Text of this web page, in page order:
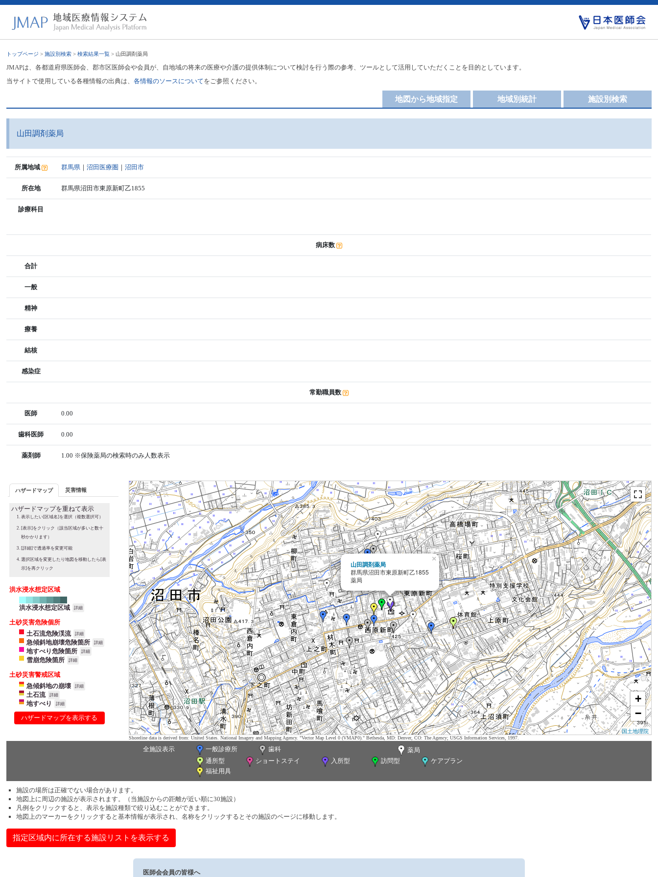
トップページ >施設別検索 >検索結果一覧 > 山田調剤薬局
JMAPは、各都道府県医師会、郡市区医師会や会員が、自地域の将来の医療や介護の提供体制について検討を行う際の参考、ツールとして活用していただくことを目的としています。
当サイトで使用している各種情報の出典は、各情報のソースについてをご参照ください。
施設別検索
地域別統計
地図から地域指定
山田調剤薬局
所属地域 群馬県 ｜沼田医療圏 ｜沼田市
所在地 群馬県沼田市東原新町乙1855
診療科目
病床数
合計
一般
精神
療養
結核
感染症
常勤職員数
医師 0.00
歯科医師 0.00
薬剤師 1.00 ※保険薬局の検索時のみ人数表示
ハザードマップ 災害情報
ハザードマップを重ねて表示
表示したい[区域名]を選択（複数選択可）
[表示]をクリック（該当区域が多いと数十
秒かかります）
[詳細]で透過率を変更可能
選択区域を変更したり地図を移動したら[表
示]を再クリック
洪水浸水想定区域
洪水浸水想定区域 詳細
土砂災害危険個所
土石流危険渓流
詳細
急傾斜地崩壊危険箇所 詳細
地すべり危険箇所 詳細
雪崩危険箇所 詳細
土砂災害警戒区域
急傾斜地の崩壊
詳細
土石流 詳細
地すべり 詳細
ハザードマップを表示する
山田調剤薬局
群馬県沼田市東原新町乙1855
薬局
×
+
−
国土地理院
Shoreline data is derived from: United States. National Imagery and Mapping Agency. "Vector Map Level 0 (VMAP0)." Bethesda, MD: Denver, CO: The Agency; USGS Information Services, 1997.
全施設表示 一般診療所 歯科
薬局
通所型
ショートステイ 入所型 訪問型
ケアプラン
福祉用具
施設の場所は正確でない場合があります。
地図上に周辺の施設が表示されます。（当施設からの距離が近い順に30施設）
凡例をクリックすると、表示を施設種類で絞り込むことができます。
地図上のマーカーをクリックすると基本情報が表示され、名称をクリックするとその施設のページに移動します。
指定区域内に所在する施設リストを表示する
医師会会員の皆様へ